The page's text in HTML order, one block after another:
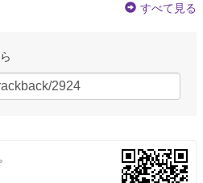
すべて見る